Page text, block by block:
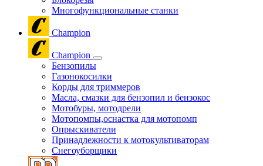
Многофункциональные станки
Champion
Champion
Бензопилы
Газонокосилки
Корды для триммеров
Масла, смазки для бензопил и бензокос
Мотобуры, мотодрели
Мотопомпы,оснастка для мотопомп
Опрыскиватели
Принадлежности к мотокультиваторам
Снегоуборщики